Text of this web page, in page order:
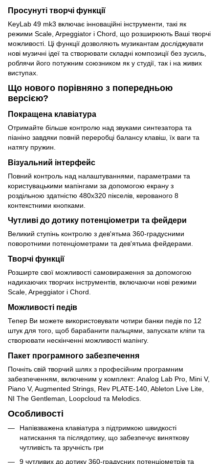
Просунуті творчі функції
KeyLab 49 mk3 включає інноваційні інструменти, такі як
режими Scale, Arpeggiator і Chord, що розширюють Ваші творчі
можливості. Ці функції дозволяють музикантам досліджувати
нові музичні ідеї та створювати складні композиції без зусиль,
роблячи його потужним союзником як у студії, так і на живих
виступах.
Що нового порівняно з попередньою
версією?
Покращена клавіатура
Отримайте більше контролю над звуками синтезатора та
піаніно завдяки повній переробці балансу клавіш, їх ваги та
натягу пружин.
Візуальний інтерфейс
Повний контроль над налаштуваннями, параметрами та
користувацькими мапінгами за допомогою екрану з
роздільною здатністю 480x320 пікселів, керованого 8
контекстними кнопками.
Чутливі до дотику потенціометри та фейдери
Великий ступінь контролю з дев'ятьма 360-градусними
поворотними потенціометрами та дев'ятьма фейдерами.
Творчі функції
Розширте свої можливості самовираження за допомогою
надихаючих творчих інструментів, включаючи нові режими
Scale, Arpeggiator і Chord.
Можливості педів
Тепер Ви можете використовувати чотири банки педів по 12
штук для того, щоб барабанити пальцями, запускати кліпи та
створювати нескінченні можливості мапінгу.
Пакет програмного забезпечення
Почніть свій творчий шлях з професійним програмним
забезпеченням, включеним у комплект: Analog Lab Pro, Mini V,
Piano V, Augmented Strings, Rev PLATE-140, Ableton Live Lite,
NI The Gentleman, Loopcloud та Melodics.
Особливості
Напівзважена клавіатура з підтримкою швидкості
натискання та післядотику, що забезпечує виняткову
чутливість та зручність гри
9 чутливих до дотику 360-градусних потенціометрів та